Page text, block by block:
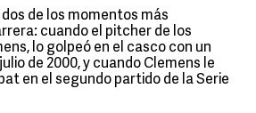
de los momentos más
cuando el pitcher de los
lo golpeó en el casco con un
de 2000, y cuando Clemens le
en el segundo partido de la Serie